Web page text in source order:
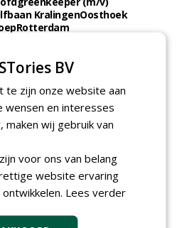
KralingenOosthoek
Voorman
bij
BUCH
2026, Castricum en Uitgeest
De Woeste Kop
bij DSV
2026, Ven-Zelderheide
BV
te zijn onze website aan
wensen en interesses
maken wij gebruik van
voor ons van belang
website ervaring
Lees verder